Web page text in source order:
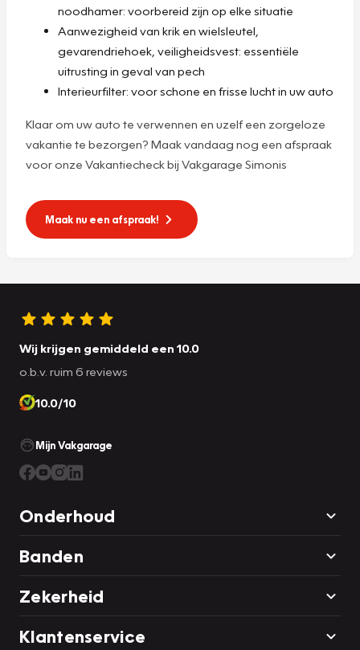
noodhamer: voorbereid zijn op elke situatie
Aanwezigheid van krik en wielsleutel,
gevarendriehoek, veiligheidsvest: essentiële
uitrusting in geval van pech
Interieurfilter: voor schone en frisse lucht in uw auto
Klaar om uw auto te verwennen en uzelf een zorgeloze
vakantie te bezorgen? Maak vandaag nog een afspraak
voor onze Vakantiecheck bij Vakgarage Simonis
Maak nu een afspraak!
Wij krijgen gemiddeld een 10.0
o.b.v. ruim 6 reviews
10.0/10
Mijn Vakgarage
Onderhoud
Banden
Zekerheid
Klantenservice